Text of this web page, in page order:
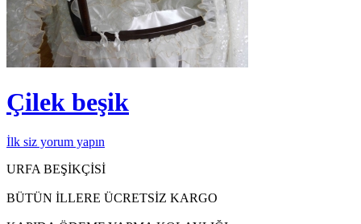
Çilek beşik
İlk siz yorum yapın
URFA BEŞİKÇİSİ
BÜTÜN İLLERE ÜCRETSİZ KARGO